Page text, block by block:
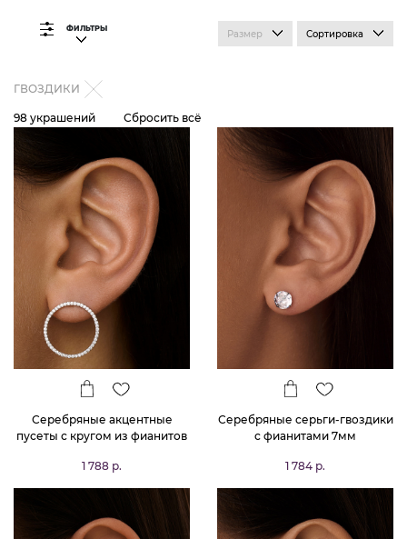
ФИЛЬТРЫ Размер Сортировка
ГВОЗДИКИ
98 украшений Сбросить всё
Серебряные акцентные
пусеты с кругом из фианитов
1 788 р.
Серебряные серьги-гвоздики
с фианитами 7мм
1 784 р.